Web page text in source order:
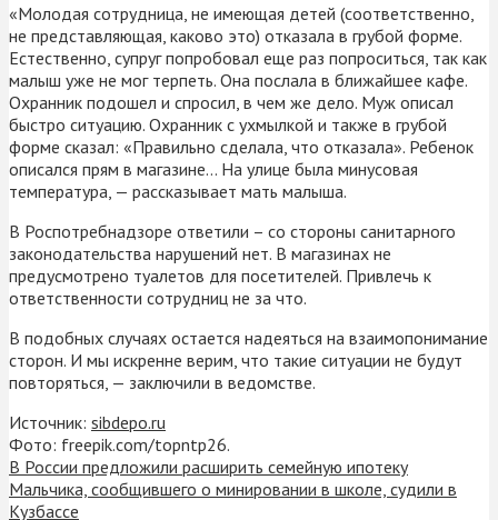
«Молодая сотрудница, не имеющая детей (соответственно,
не представляющая, каково это) отказала в грубой форме.
Естественно, супруг попробовал еще раз попроситься, так как
малыш уже не мог терпеть. Она послала в ближайшее кафе.
Охранник подошел и спросил, в чем же дело. Муж описал
быстро ситуацию. Охранник с ухмылкой и также в грубой
форме сказал: «Правильно сделала, что отказала». Ребенок
описался прям в магазине… На улице была минусовая
температура, — рассказывает мать малыша.
В Роспотребнадзоре ответили – со стороны санитарного
законодательства нарушений нет. В магазинах не
предусмотрено туалетов для посетителей. Привлечь к
ответственности сотрудниц не за что.
В подобных случаях остается надеяться на взаимопонимание
сторон. И мы искренне верим, что такие ситуации не будут
повторяться, — заключили в ведомстве.
Источник: sibdepo.ru
Фото: freepik.com/topntp26.
В России предложили расширить семейную ипотеку
Мальчика, сообщившего о минировании в школе, судили в
Кузбассе